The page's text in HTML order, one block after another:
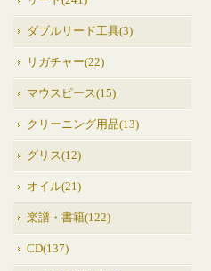
ダブルリード工具(3)
リガチャー(22)
マウスピース(15)
クリーニング用品(13)
グリス(12)
オイル(21)
楽譜・書籍(122)
CD(137)